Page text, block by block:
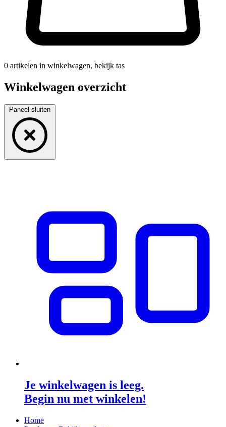
0 artikelen in winkelwagen, bekijk tas
Winkelwagen overzicht
Paneel sluiten
Je winkelwagen is leeg.
Begin nu met winkelen!
Home